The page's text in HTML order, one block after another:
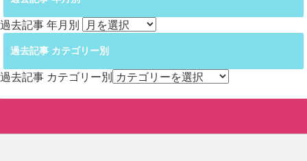
過去記事 年月別
過去記事 カテゴリー別
過去記事 カテゴリー別